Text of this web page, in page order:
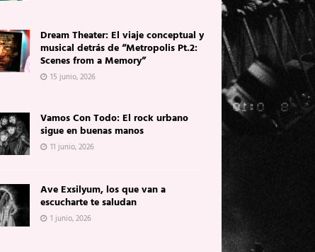
Dream Theater: El viaje conceptual y
musical detrás de “Metropolis Pt.2:
Scenes from a Memory”
15 junio, 2026
Vamos Con Todo: El rock urbano
sigue en buenas manos
11 junio, 2026
Ave Exsilyum, los que van a
escucharte te saludan
1 junio, 2026